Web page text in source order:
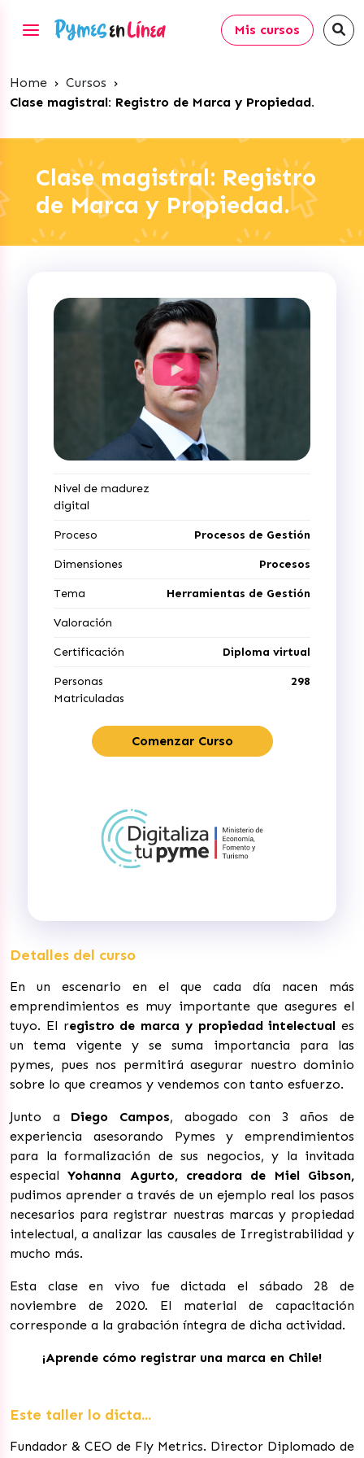
Mis cursos
Home › Cursos ›
Clase magistral: Registro de Marca y Propiedad.
Clase magistral: Registro
de Marca y Propiedad.
Nivel de madurez
digital
Proceso Procesos de Gestión
Dimensiones Procesos
Tema Herramientas de Gestión
Valoración
Certificación Diploma virtual
Personas
Matriculadas
298
Comenzar Curso
Detalles del curso
En un escenario en el que cada día nacen más
emprendimientos es muy importante que asegures el
tuyo. El registro de marca y propiedad intelectual es
un tema vigente y se suma importancia para las
pymes, pues nos permitirá asegurar nuestro dominio
sobre lo que creamos y vendemos con tanto esfuerzo.
Junto a Diego Campos, abogado con 3 años de
experiencia asesorando Pymes y emprendimientos
para la formalización de sus negocios, y la invitada
especialYohanna Agurto, creadora de Miel Gibson,
pudimos aprender a través de un ejemplo real los pasos
necesarios para registrar nuestras marcas y propiedad
intelectual, a analizar las causales de Irregistrabilidad y
mucho más.
Esta clase en vivo fue dictada el sábado 28 de
noviembre de 2020. El material de capacitación
corresponde a la grabación íntegra de dicha actividad.
¡Aprende cómo registrar una marca en Chile!
Este taller lo dicta...
Fundador & CEO de Fly Metrics. Director Diplomado de